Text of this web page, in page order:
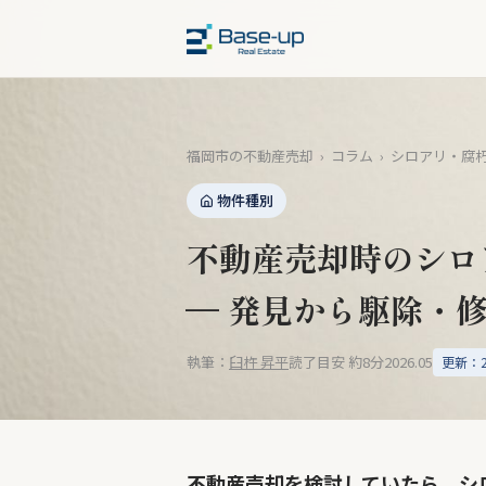
福岡市の不動産売却 › コラム › シロアリ・腐
物件種別
不動産売却時のシ
— 発見から駆除・
執筆： 臼杵 昇平読了目安 約8分2026.05 更新：